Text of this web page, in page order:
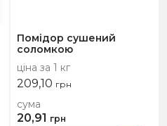
Помідор сушений
соломкою
ціна за 1 кг
209,10 грн
сума
20,91 грн